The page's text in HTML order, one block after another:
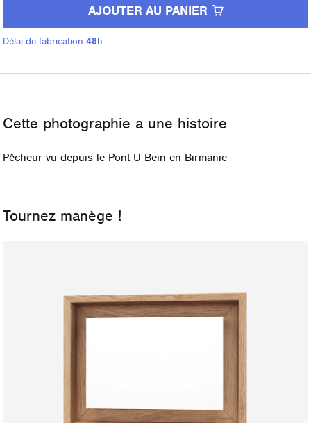
AJOUTER AU PANIER
Délai de fabrication48 h
Cette photographie a une histoire
Pêcheur vu depuis le Pont U Bein en Birmanie
Tournez manège !